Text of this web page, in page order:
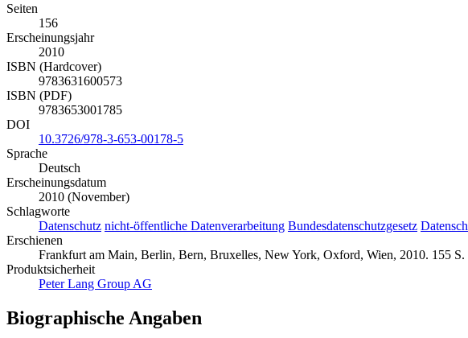
Seiten
156
Erscheinungsjahr
2010
ISBN (Hardcover)
9783631600573
ISBN (PDF)
9783653001785
DOI
10.3726/978-3-653-00178-5
Sprache
Deutsch
Erscheinungsdatum
2010 (November)
Schlagworte
Datenschutz nicht-öffentliche Datenverarbeitung Bundesdatenschutzgesetz
Erschienen
Frankfurt am Main, Berlin, Bern, Bruxelles, New York, Oxford, Wien, 2010. 155 S.
Produktsicherheit
Peter Lang Group AG
Biographische Angaben